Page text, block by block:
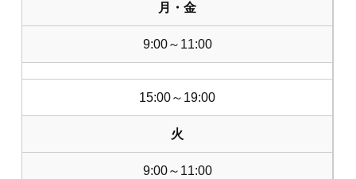
月・金
9:00～11:00
15:00～19:00
火
9:00～11:00